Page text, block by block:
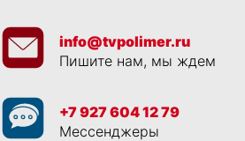
info@tvpolimer.ru
Пишите нам, мы ждем
+7 927 604 12 79
Мессенджеры